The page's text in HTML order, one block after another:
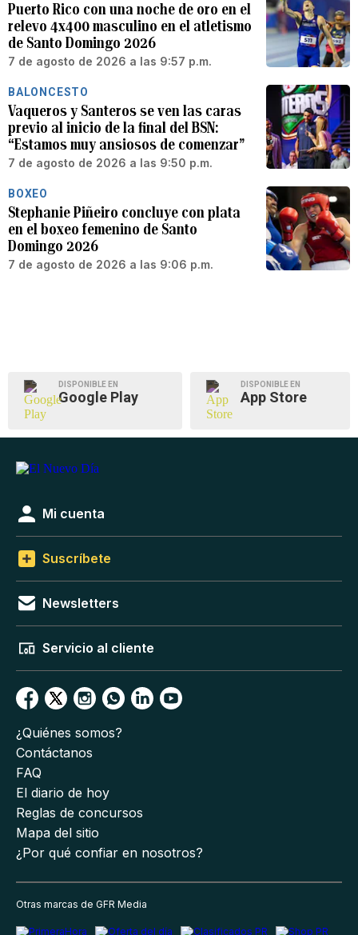
Puerto Rico con una noche de oro en el
relevo 4x400 masculino en el atletismo
de Santo Domingo 2026
7 de agosto de 2026 a las 9:57 p.m.
BALONCESTO
Vaqueros y Santeros se ven las caras
previo al inicio de la final del BSN:
“Estamos muy ansiosos de comenzar”
7 de agosto de 2026 a las 9:50 p.m.
BOXEO
Stephanie Piñeiro concluye con plata
en el boxeo femenino de Santo
Domingo 2026
7 de agosto de 2026 a las 9:06 p.m.
DISPONIBLE EN
Google Play
DISPONIBLE EN
App Store
Mi cuenta
Suscríbete
Newsletters
Servicio al cliente
¿Quiénes somos?
Contáctanos
FAQ
El diario de hoy
Reglas de concursos
Mapa del sitio
¿Por qué confiar en nosotros?
Otras marcas de GFR Media